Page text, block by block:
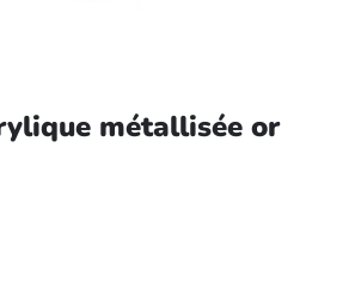
auto
air
métallisée or